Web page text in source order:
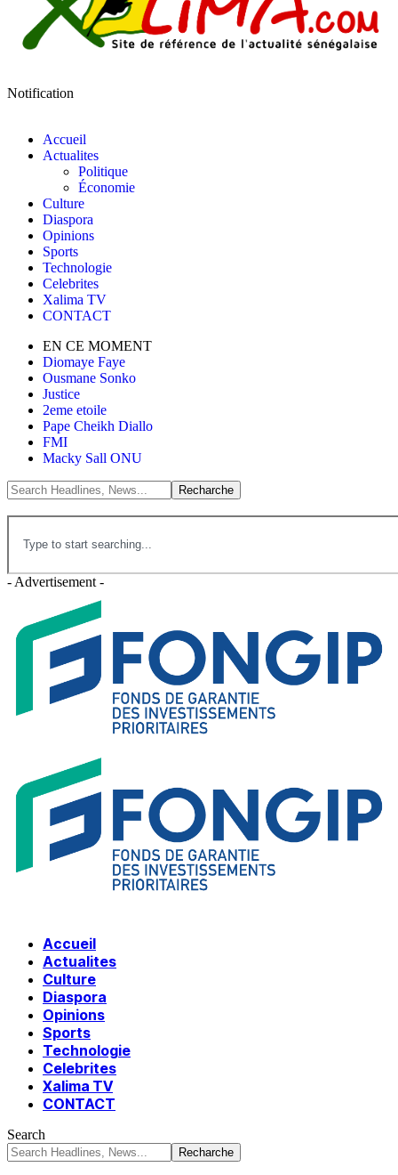
Notification
Accueil
Actualites
Politique
Économie
Culture
Diaspora
Opinions
Sports
Technologie
Celebrites
Xalima TV
CONTACT
EN CE MOMENT
Diomaye Faye
Ousmane Sonko
Justice
2eme etoile
Pape Cheikh Diallo
FMI
Macky Sall ONU
- Advertisement -
Accueil
Actualites
Culture
Diaspora
Opinions
Sports
Technologie
Celebrites
Xalima TV
CONTACT
Search